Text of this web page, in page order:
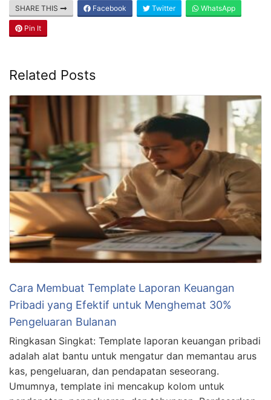
SHARE THIS Facebook Twitter WhatsApp
Pin It
Related Posts
Cara Membuat Template Laporan Keuangan
Pribadi yang Efektif untuk Menghemat 30%
Pengeluaran Bulanan
Ringkasan Singkat: Template laporan keuangan pribadi
adalah alat bantu untuk mengatur dan memantau arus
kas, pengeluaran, dan pendapatan seseorang.
Umumnya, template ini mencakup kolom untuk